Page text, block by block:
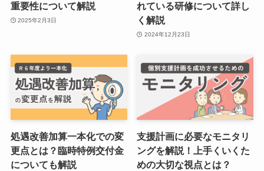
重要性について解説
2025年2月3日
れている研修について詳し
く解説
2024年12月23日
処遇改善加算一本化での変
更点とは？臨時特例交付金
についても解説
支援計画に必要なモニタリ
ングを解説！上手くいくた
めの大切な視点とは？